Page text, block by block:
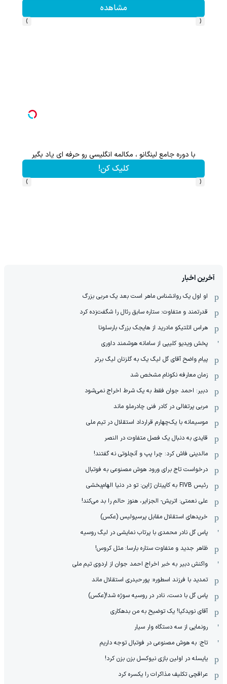
مشاهده
‹
›
با دوره جامع لینگانو ، مکالمه انگلیسی رو حرفه ای یاد بگیر
کلیک کن!
‹
›
آخرین اخبار
او اول یک روانشناس ماهر است بعد یک مربی بزرگ
قدرتمند و متفاوت: ستاره سابق رئال را شگفت‌زده کرد
هراس اتلتیکو مادرید از هایجک بزرگ بارسلونا
پخش ویدیو کلیپی از سامانه هوشمند داوری
پیام واضح آقای گل لیگ یک به گلزنان لیگ برتر
زمان معارفه نکونام مشخص شد
دبیر: احمد جوان فقط به یک شرط اخراج نمی‌شود
مربی پرتغالی در کادر فنی چادرملو ماند
موسیمانه با یک‌چهارم قرارداد استقلال در تیم ملی
قایدی به دنبال یک فصل متفاوت در النصر
مالدینی فاش کرد: چرا پپ و آنچلوتی نه گفتند!
درخواست تاج برای ورود هوش مصنوعی به فوتبال
رئیس FIVB به کاپیتان ژاپن: تو در دنیا الهام‌بخشی
علی نعمتی: اتریش- الجزایر، هنوز حالم را بد می‌کند!
خریدهای استقلال مقابل پرسپولیس (عکس)
پاس گل نادر محمدی با پرتاب نمایشی در لیگ روسیه
ظاهر جدید و متفاوت ستاره بارسا: مثل کروس!
واکنش دبیر به خبر اخراج احمد جوان از اردوی تیم ملی
تمدید با فرزند اسطوره: پورحیدری استقلال ماند
پاس گل با دست، نادر در روسیه سوژه شد!(عکس)
آقای نویدکیا! یک توضیح به من بدهکاری
رونمایی از سه دستگاه وار سیار
تاج: به هوش مصنوعی در فوتبال توجه داریم
یایسله در اولین بازی نیوکسل بزن بزن کرد!
عراقچی تکلیف مذاکرات را یکسره کرد